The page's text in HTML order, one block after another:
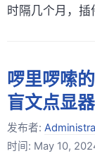
时隔几个月，插
啰里啰嗦
盲文点显
发布者:
时间: May 10,